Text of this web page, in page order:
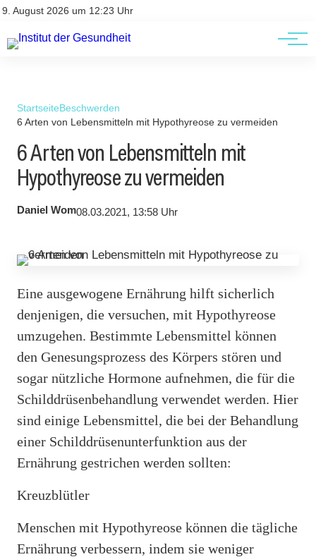
9. August 2026 um 12:23 Uhr
Kontakt
Kontakt
AGBs
StartseiteBeschwerden
6 Arten von Lebensmitteln mit Hypothyreose zu vermeiden
6 Arten von Lebensmitteln mit
Hypothyreose zu vermeiden
Daniel Wom08.03.2021, 13:58 Uhr
Eine ausgewogene Ernährung hilft sicherlich
denjenigen, die versuchen, mit Hypothyreose
umzugehen. Bestimmte Lebensmittel können
den Genesungsprozess des Körpers stören und
sogar nützliche Hormone aufnehmen, die für die
Schilddrüsenbehandlung verwendet werden. Hier
sind einige Lebensmittel, die bei der Behandlung
einer Schilddrüsenunterfunktion aus der
Ernährung gestrichen werden sollten:
Kreuzblütler
Menschen mit Hypothyreose können die tägliche
Ernährung verbessern, indem sie weniger